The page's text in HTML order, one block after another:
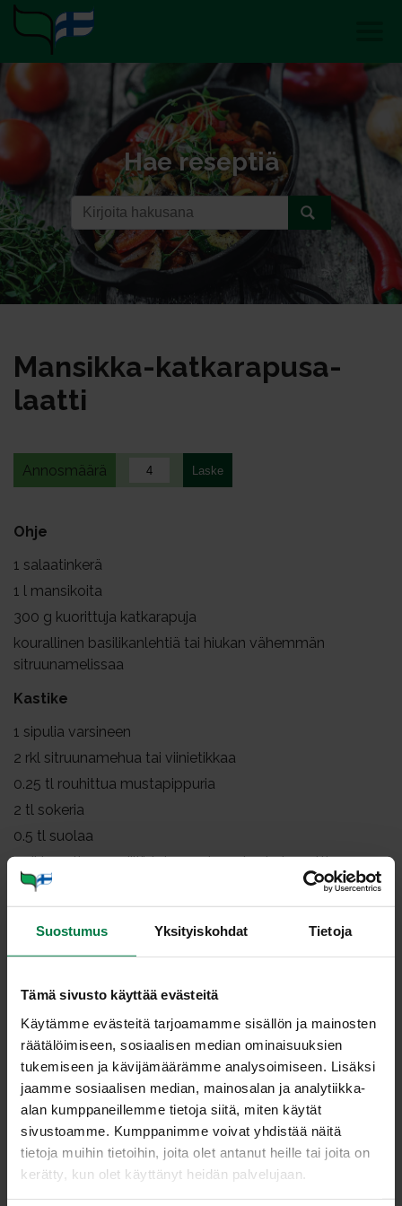
Suostumus Yksityiskohdat Tietoja
Tämä sivusto käyttää evästeitä
Käytämme evästeitä tarjoamamme sisällön ja mainosten
räätälöimiseen, sosiaalisen median ominaisuuksien
tukemiseen ja kävijämäärämme analysoimiseen. Lisäksi
jaamme sosiaalisen median, mainosalan ja analytiikka-
alan kumppaneillemme tietoja siitä, miten käytät
sivustoamme. Kumppanimme voivat yhdistää näitä
tietoja muihin tietoihin, joita olet antanut heille tai joita on
kerätty, kun olet käyttänyt heidän palvelujaan.
Hae reseptiä
Man­sik­ka-kat­ka­ra­pu­sa­
laat­ti
Annosmäärä
Ohje
1 salaatinkerä
1 l mansikoita
300 g kuorittuja katkarapuja
kourallinen basilikanlehtiä tai hiukan vähemmän
sitruunamelissaa
Kastike
1 sipulia varsineen
2 rkl sitruunamehua tai viinietikkaa
0.25 tl rouhittua mustapippuria
2 tl sokeria
0.5 tl suolaa
2dl kevytkermaviiliä tai maustamatonta jogurttia
rkl (kevytmajoneesia)
Irrota salaatinlehdet. Levitä muutama lehti
tarjoiluvadin pohjalle niin, että ne jäävät näkyviin, kun
suupaloiksi. Ripottele osa salaatinlehtipaloista
tarjoiluvadille.
Poista mansikoista kannat ja leikkaa mansikat puoliksi
tai neljään osaan. Jätä muutama kaunis marja
kokonaisena salaatin koristeeksi.
Levitä puolet mansikoista salaatin päälle vadille.
Sulata ja valuta katkaravut hyvin ja levitä mansikoille.
Jätä muutama iso katkaravunpyrstö koristeeksi.